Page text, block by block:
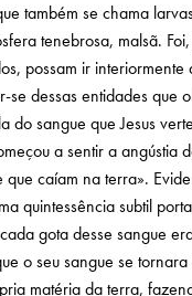
também se chama
tenebrosa, malsã.
possam ir
dessas entidades que
sangue que Jesus
a sentir a angústia
caíam na terra».
quintessência subtil
gota desse sangue
o seu sangue se
matéria da terra,